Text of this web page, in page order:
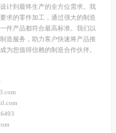
计到最终生产的全方位需求。我
求的零件加工，通过强大的制造
件产品都符合最高标准。我们以
造服务，助力客户快速将产品推
为您值得信赖的制造合作伙伴。